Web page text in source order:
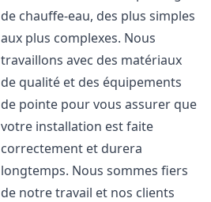
de chauffe-eau, des plus simples
aux plus complexes. Nous
travaillons avec des matériaux
de qualité et des équipements
de pointe pour vous assurer que
votre installation est faite
correctement et durera
longtemps. Nous sommes fiers
de notre travail et nos clients